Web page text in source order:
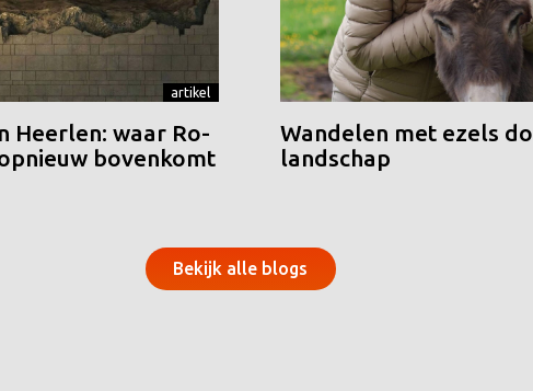
artikel
Heerlen: waar Ro-
bovenkomt
Wandelen met ezels
landschap
Bekijk alle blogs